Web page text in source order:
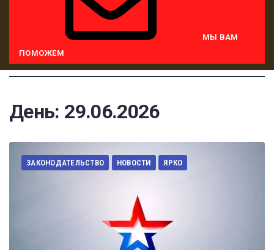
МЫ ВАМ
ПОМОЖЕМ
День: 29.06.2026
ЗАКОНОДАТЕЛЬСТВО НОВОСТИ ЯРКО